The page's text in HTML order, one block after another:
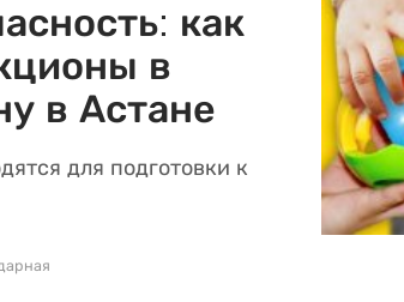
как
в
в Астане
для подготовки к